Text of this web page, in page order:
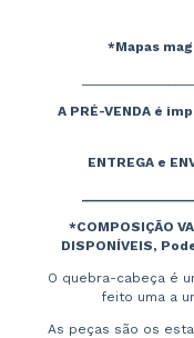
*Mapas
A PRÉ-VENDA é
ENTREGA e
*COMPOSIÇÃO
DISPONÍVEIS,
O quebra-cabeça é
feito uma a
As peças são os